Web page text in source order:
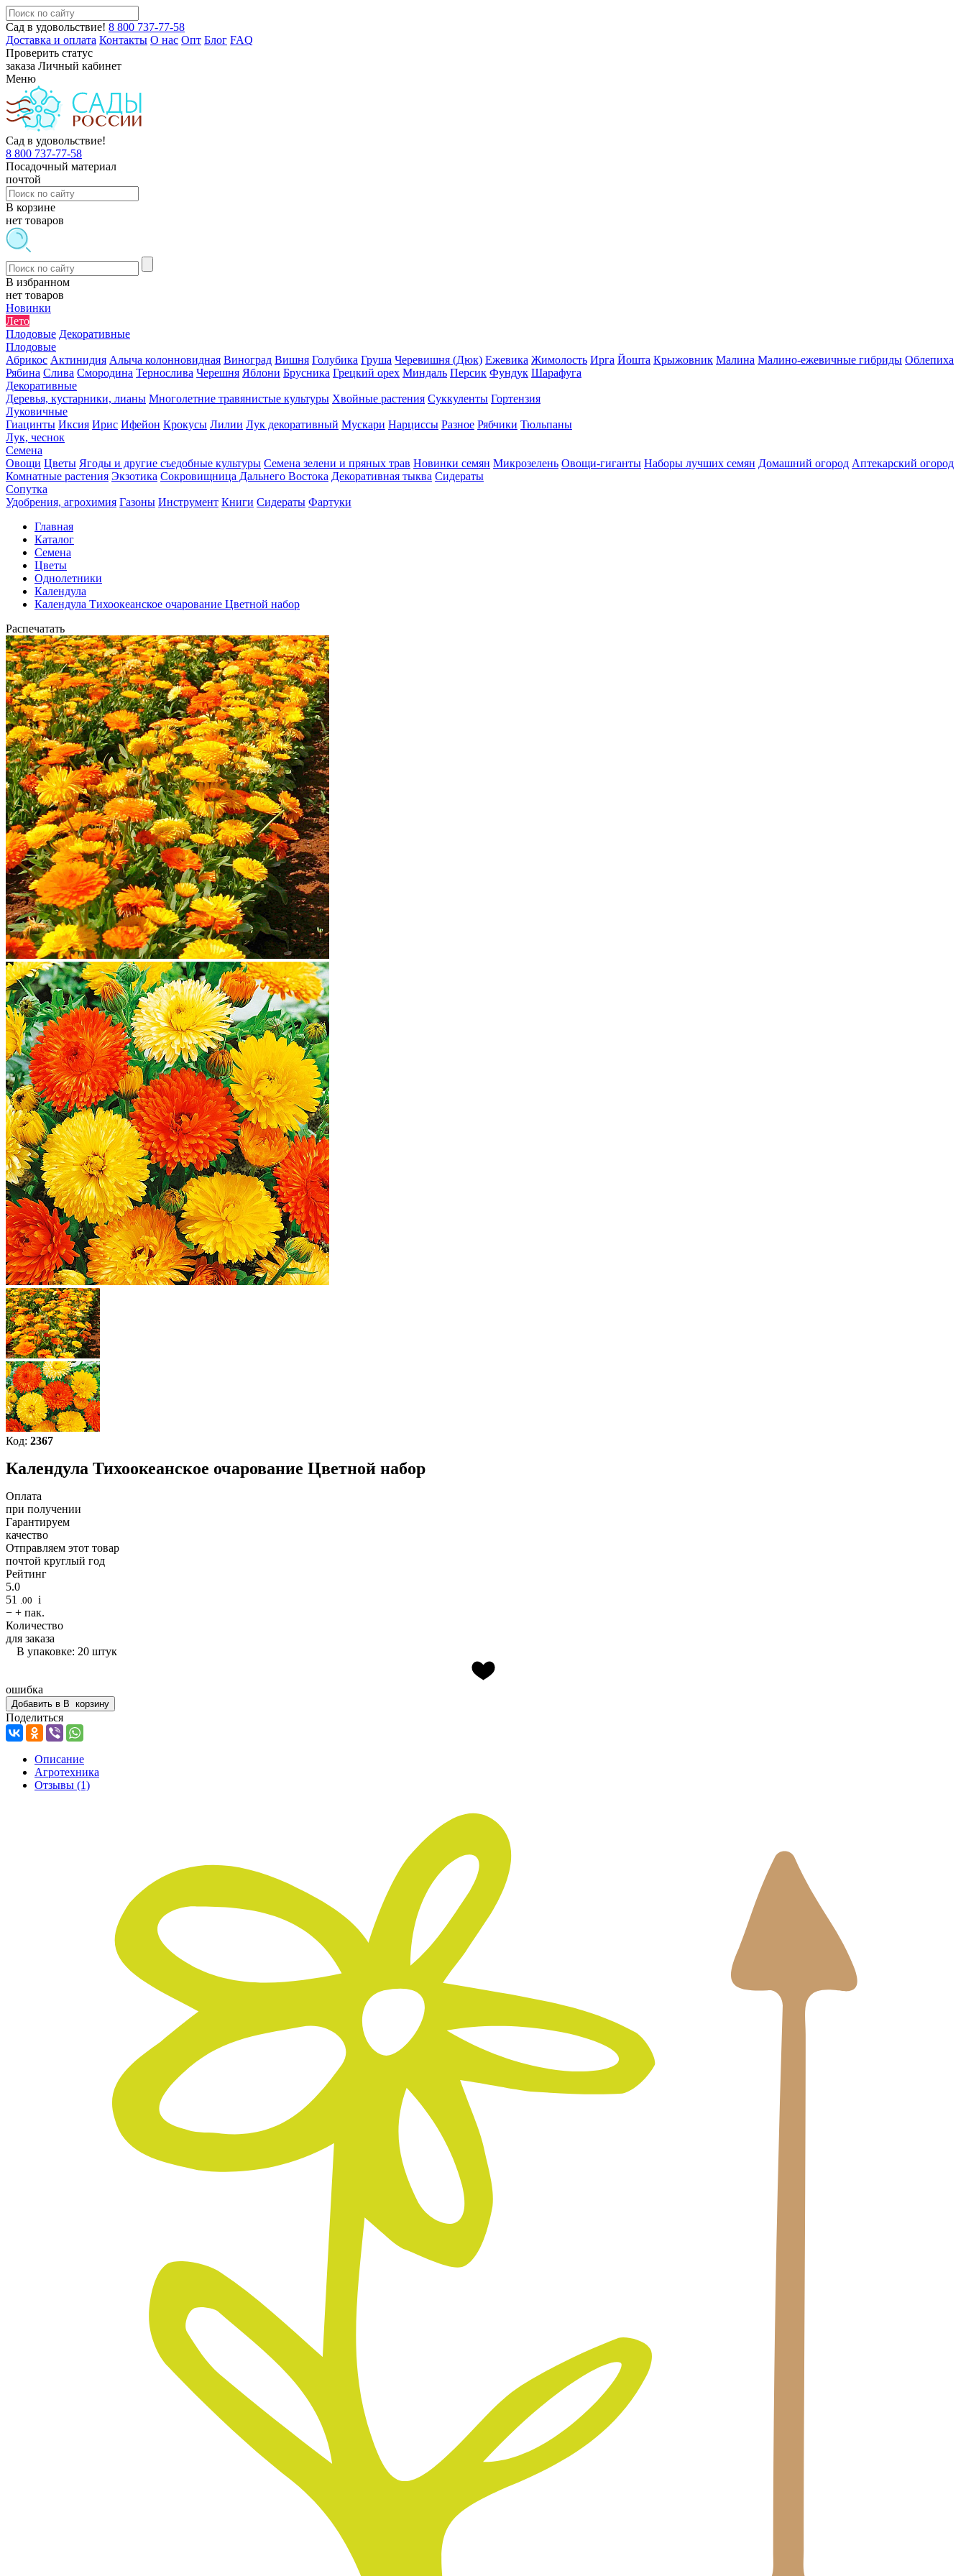
Сад в удовольствие! 8 800 737-77-58
Доставка и оплата Контакты О нас Опт Блог FAQ
Проверить статус
заказа Личный кабинет
Меню
Сад в удовольствие!
8 800 737-77-58
Посадочный материал
почтой
В корзине
нет товаров
В избранном
нет товаров
Новинки
Лето
Плодовые Декоративные
Плодовые
Абрикос Актинидия Алыча колонновидная Виноград Вишня Голубика Груша Черевишня (Дюк) Ежевика Жимолость Ирга Йошта Крыжовник Малина Малино-ежевичные гибриды Облепиха
Рябина Слива Смородина Тернослива Черешня Яблони Брусника Грецкий орех Миндаль Персик Фундук Шарафуга
Декоративные
Деревья, кустарники, лианы Многолетние травянистые культуры Хвойные растения Суккуленты Гортензия
Луковичные
Гиацинты Иксия Ирис Ифейон Крокусы Лилии Лук декоративный Мускари Нарциссы Разное Рябчики Тюльпаны
Лук, чеснок
Семена
Овощи Цветы Ягоды и другие съедобные культуры Семена зелени и пряных трав Новинки семян Микрозелень Овощи-гиганты Наборы лучших семян Домашний огород Аптекарский огород
Комнатные растения Экзотика Сокровищница Дальнего Востока Декоративная тыква Сидераты
Сопутка
Удобрения, агрохимия Газоны Инструмент Книги Сидераты Фартуки
Главная
Каталог
Семена
Цветы
Однолетники
Календула
Календула Тихоокеанское очарование Цветной набор
Распечатать
Код: 2367
Календула Тихоокеанское очарование Цветной набор
Оплата
при получении
Гарантируем
качество
Отправляем этот товар
почтой круглый год
Рейтинг
5.0
51 .00 i
− + пак.
Количество
для заказа
В упаковке: 20 штук
ошибка
Добавить в В корзину
Поделиться
Описание
Агротехника
Отзывы (1)